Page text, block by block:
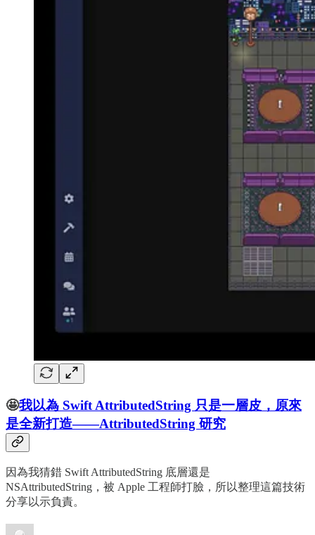
🤩我以為 Swift AttributedString 只是一層皮，原來
是全新打造——AttributedString 研究
因為我猜錯 Swift AttributedString 底層還是
NSAttributedString，被 Apple 工程師打臉，所以整理這篇技術
分享以示負責。